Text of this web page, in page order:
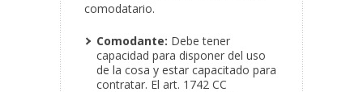
comodatario.
Comodante: Debe tener
capacidad para disponer del uso
de la cosa y estar capacitado para
contratar. El art. 1742 CC